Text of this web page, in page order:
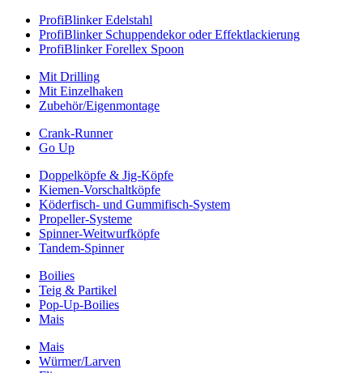
ProfiBlinker Edelstahl
ProfiBlinker Schuppendekor oder Effektlackierung
ProfiBlinker Forellex Spoon
Mit Drilling
Mit Einzelhaken
Zubehör/Eigenmontage
Crank-Runner
Go Up
Doppelköpfe & Jig-Köpfe
Kiemen-Vorschaltköpfe
Köderfisch- und Gummifisch-System
Propeller-Systeme
Spinner-Weitwurfköpfe
Tandem-Spinner
Boilies
Teig & Partikel
Pop-Up-Boilies
Mais
Mais
Würmer/Larven